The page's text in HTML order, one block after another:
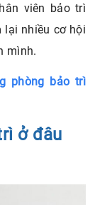
viên bảo trì
lại nhiều cơ hội
mình.
phòng bảo trì
ở đâu